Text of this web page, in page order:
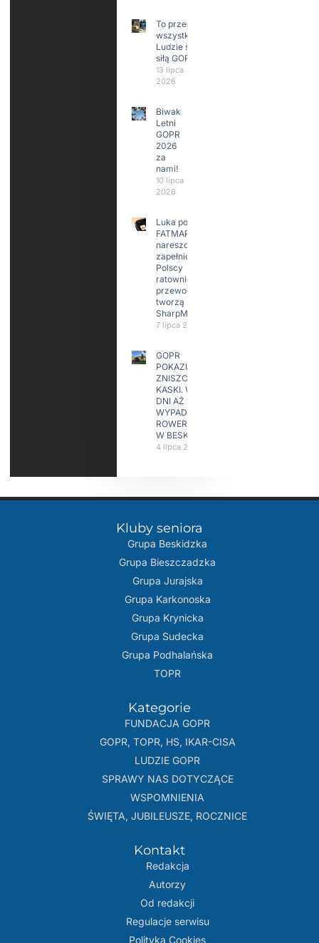
To przede
wszystkim
Ludzie są
siłą GOPR
13 lipca
2026
Biwak
Letni
GOPR
2026
za
nami!
10 lipca
2026
Luka po
FATMAP-ie
nareszcie
zapełniona?
Polscy
ratownicy i
przewodnicy
tworzą
SharpMap
7 lipca 2026
GOPR
POKAZUJE
ZNISZCZONE
KASKI. W KILKA
DNI AŻ 15
WYPADKÓW
ROWERZYSTÓW
W BESKIDACH
4 lipca 2026
Kluby seniora
Grupa Beskidzka​
Grupa Bieszczadzka
Grupa Jurajska
Grupa Karkonoska
Grupa Krynicka
Grupa Sudecka
Grupa Podhalańska
TOPR
Kategorie
FUNDACJA GOPR
GOPR, TOPR, HS, IKAR-CISA
LUDZIE GOPR
SPRAWY NAS DOTYCZĄCE
WSPOMNIENIA
ŚWIĘTA, JUBILEUSZE, ROCZNICE
Kontakt
Redakcja
Autorzy
Od redakcji
Regulacje serwisu
Polityka Cookies